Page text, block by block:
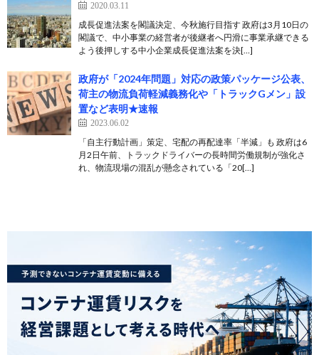
2020.03.11
成長促進法案を閣議決定、今秋施行目指す 政府は3月10日の
閣議で、中小事業の経営者が後継者へ円滑に事業承継できる
よう後押しする中小企業成長促進法案を決[…]
政府が「2024年問題」対応の政策パッケージ公表、
荷主の物流負荷軽減義務化や「トラックGメン」設
置など表明★速報
2023.06.02
「自主行動計画」策定、宅配の再配達率「半減」も 政府は6
月2日午前、トラックドライバーの長時間労働規制が強化さ
れ、物流現場の混乱が懸念されている「20[…]